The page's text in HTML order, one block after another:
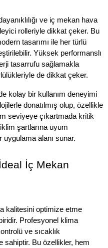
ve iç mekan hava
rolleriyle dikkat çeker. Bu
tasarımı ile her türlü
Yüksek performanslı
tasarrufu sağlamakla
de dikkat çeker.
kolay bir kullanım deneyimi
donatılmış olup, özellikle
seviyeye çıkartmada kritik
şartlarına uyum
alanı sunar.
İç Mekan
kalitesini optimize etme
Profesyonel klima
ve sıcaklık
sahiptir. Bu özellikler, hem